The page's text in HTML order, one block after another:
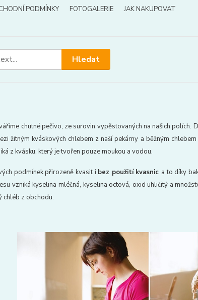
PODMÍNKY FOTOGALERIE
JAK NAKUPOVAT
Hledat
chutné pečivo, ze surovin vypěstovaných na našich polích.
žitným kváskových chlebem z naší pekárny a běžným
z kvásku, který je tvořen pouze moukou a vodou.
podmínek přirozeně kvasit i bez použití kvasnic a to díky
vzniká kyselina mléčná, kyselina octová, oxid uhličitý a
chléb z obchodu.